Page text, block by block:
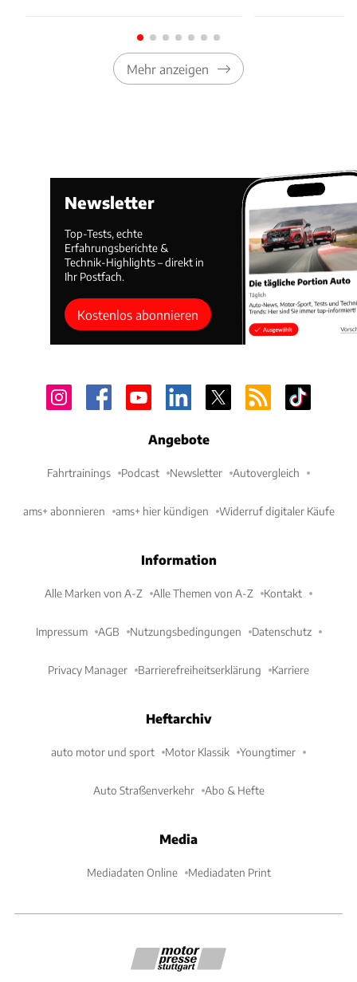
Mehr anzeigen
Newsletter
Top-Tests, echte
Erfahrungsberichte &
Technik-Highlights – direkt in
Ihr Postfach.
Kostenlos abonnieren
Angebote
Fahrtrainings Podcast Newsletter Autovergleich
ams+ abonnieren ams+ hier kündigen Widerruf digitaler Käufe
Information
Alle Marken von A-Z Alle Themen von A-Z Kontakt
Impressum AGB Nutzungsbedingungen Datenschutz
Privacy Manager Barrierefreiheitserklärung Karriere
Heftarchiv
auto motor und sport Motor Klassik Youngtimer
Auto Straßenverkehr Abo & Hefte
Media
Mediadaten Online Mediadaten Print